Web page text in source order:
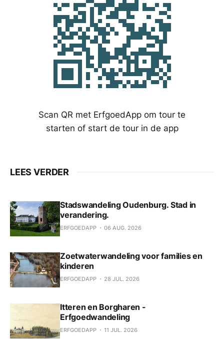
Scan QR met ErfgoedApp om tour te
starten of start de tour in de app
LEES VERDER
Stadswandeling Oudenburg. Stad in
verandering.
ERFGOEDAPP 06 AUG. 2026
Zoetwaterwandeling voor families en
kinderen
ERFGOEDAPP 28 JUL. 2026
Itteren en Borgharen -
Erfgoedwandeling
ERFGOEDAPP 11 JUL. 2026